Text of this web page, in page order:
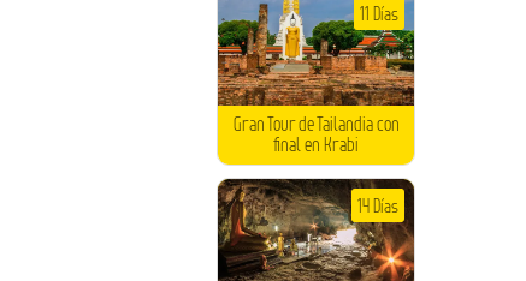
Gran Tour de Tailandia con
final en Krabi
11 Días
14 Días